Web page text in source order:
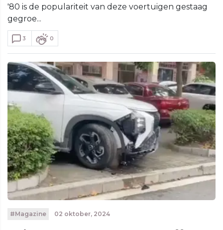
'80 is de populariteit van deze voertuigen gestaag
gegroe...
3 0
#Magazine 02 oktober, 2024